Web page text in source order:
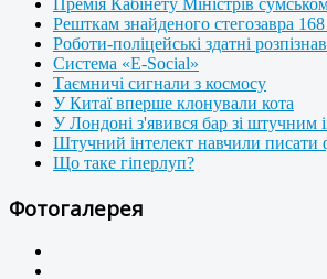
Премія Кабінету Міністрів
Решткам знайденого стегозавра 168
Роботи-поліцейські здатні
Система «E-Social»
Таємничі сигнали з космосу
У Китаї вперше клонували кота
У Лондоні з'явився бар зі штучним
Штучний інтелект навчили писати
Що таке гіперлуп?
Фотогалерея